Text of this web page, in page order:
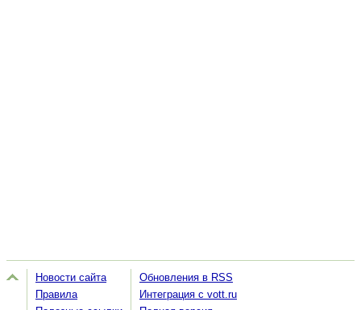
Новости сайта
Правила
Обновления в RSS
Интеграция с vott.ru